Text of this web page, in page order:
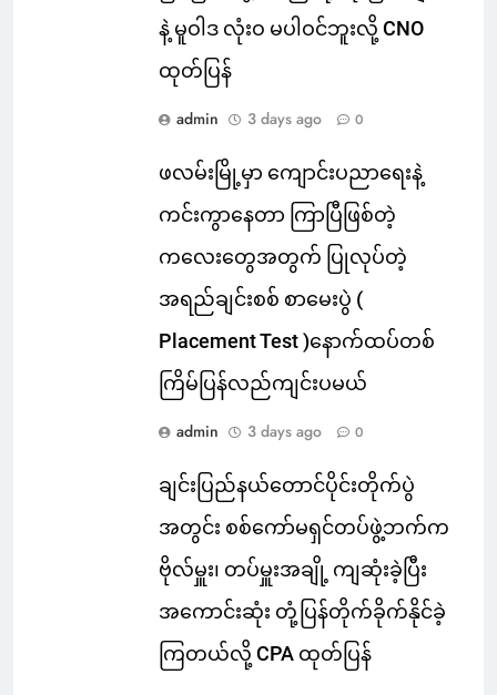
နဲ့ မူဝါဒ လုံးဝ မပါဝင်ဘူးလို့ CNO
ထုတ်ပြန်
admin 3 days ago 0
ဖလမ်းမြို့မှာ ကျောင်းပညာရေးနဲ့
ကင်းကွာနေတာ ကြာပြီဖြစ်တဲ့
ကလေးတွေအတွက် ပြုလုပ်တဲ့
အရည်ချင်းစစ် စာမေးပွဲ (
Placement Test )နောက်ထပ်တစ်
ကြိမ်ပြန်လည်ကျင်းပမယ်
admin 3 days ago 0
ချင်းပြည်နယ်တောင်ပိုင်းတိုက်ပွဲ
အတွင်း စစ်ကော်မရှင်တပ်ဖွဲ့ဘက်က
ဗိုလ်မှူး၊ တပ်မှူးအချို့ ကျဆုံးခဲ့ပြီး
အကောင်းဆုံး တုံ့ပြန်တိုက်ခိုက်နိုင်ခဲ့
ကြတယ်လို့ CPA ထုတ်ပြန်